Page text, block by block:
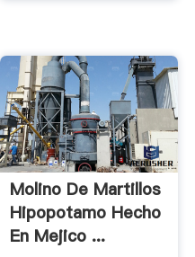
Molino De Martillos
Hipopotamo Hecho
En Mejico ...